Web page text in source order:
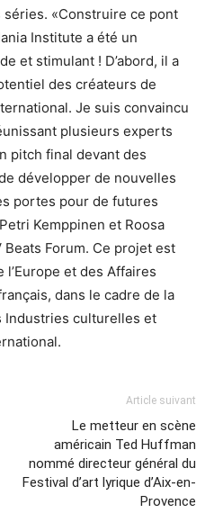
séries. «Construire ce pont
Institute a été un
et stimulant ! D’abord, il a
des créateurs de
Je suis convaincu
plusieurs experts
pitch final devant des
développer de nouvelles
portes pour de futures
Kemppinen et Roosa
Forum. Ce projet est
et des Affaires
dans le cadre de la
Industries culturelles et
Article suivant
Le metteur en scène
américain Ted Huffman
nommé directeur général du
Festival d’art lyrique d’Aix-en-
Provence